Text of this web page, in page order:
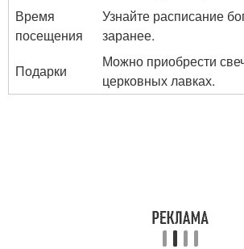
Время
посещения
Узнайте расписание
заранее.
Подарки
Можно приобрести
церковных лавках.